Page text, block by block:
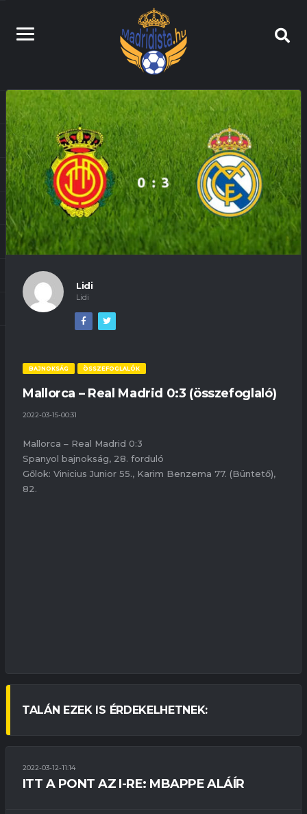
Lidi
Lidi
BAJNOKSÁG ÖSSZEFOGLALÓK
Mallorca – Real Madrid 0:3 (összefoglaló)
2022-03-15-00:31
Mallorca – Real Madrid 0:3
Spanyol bajnokság, 28. forduló
Gőlok: Vinicius Junior 55., Karim Benzema 77. (Büntető),
82.
TALÁN EZEK IS ÉRDEKELHETNEK:
ÁTIGAZOLÁSOK
KIEMELT SZERZŐDÉSEK
2022-03-12-11:14
ITT A PONT AZ I-RE: MBAPPE ALÁÍR